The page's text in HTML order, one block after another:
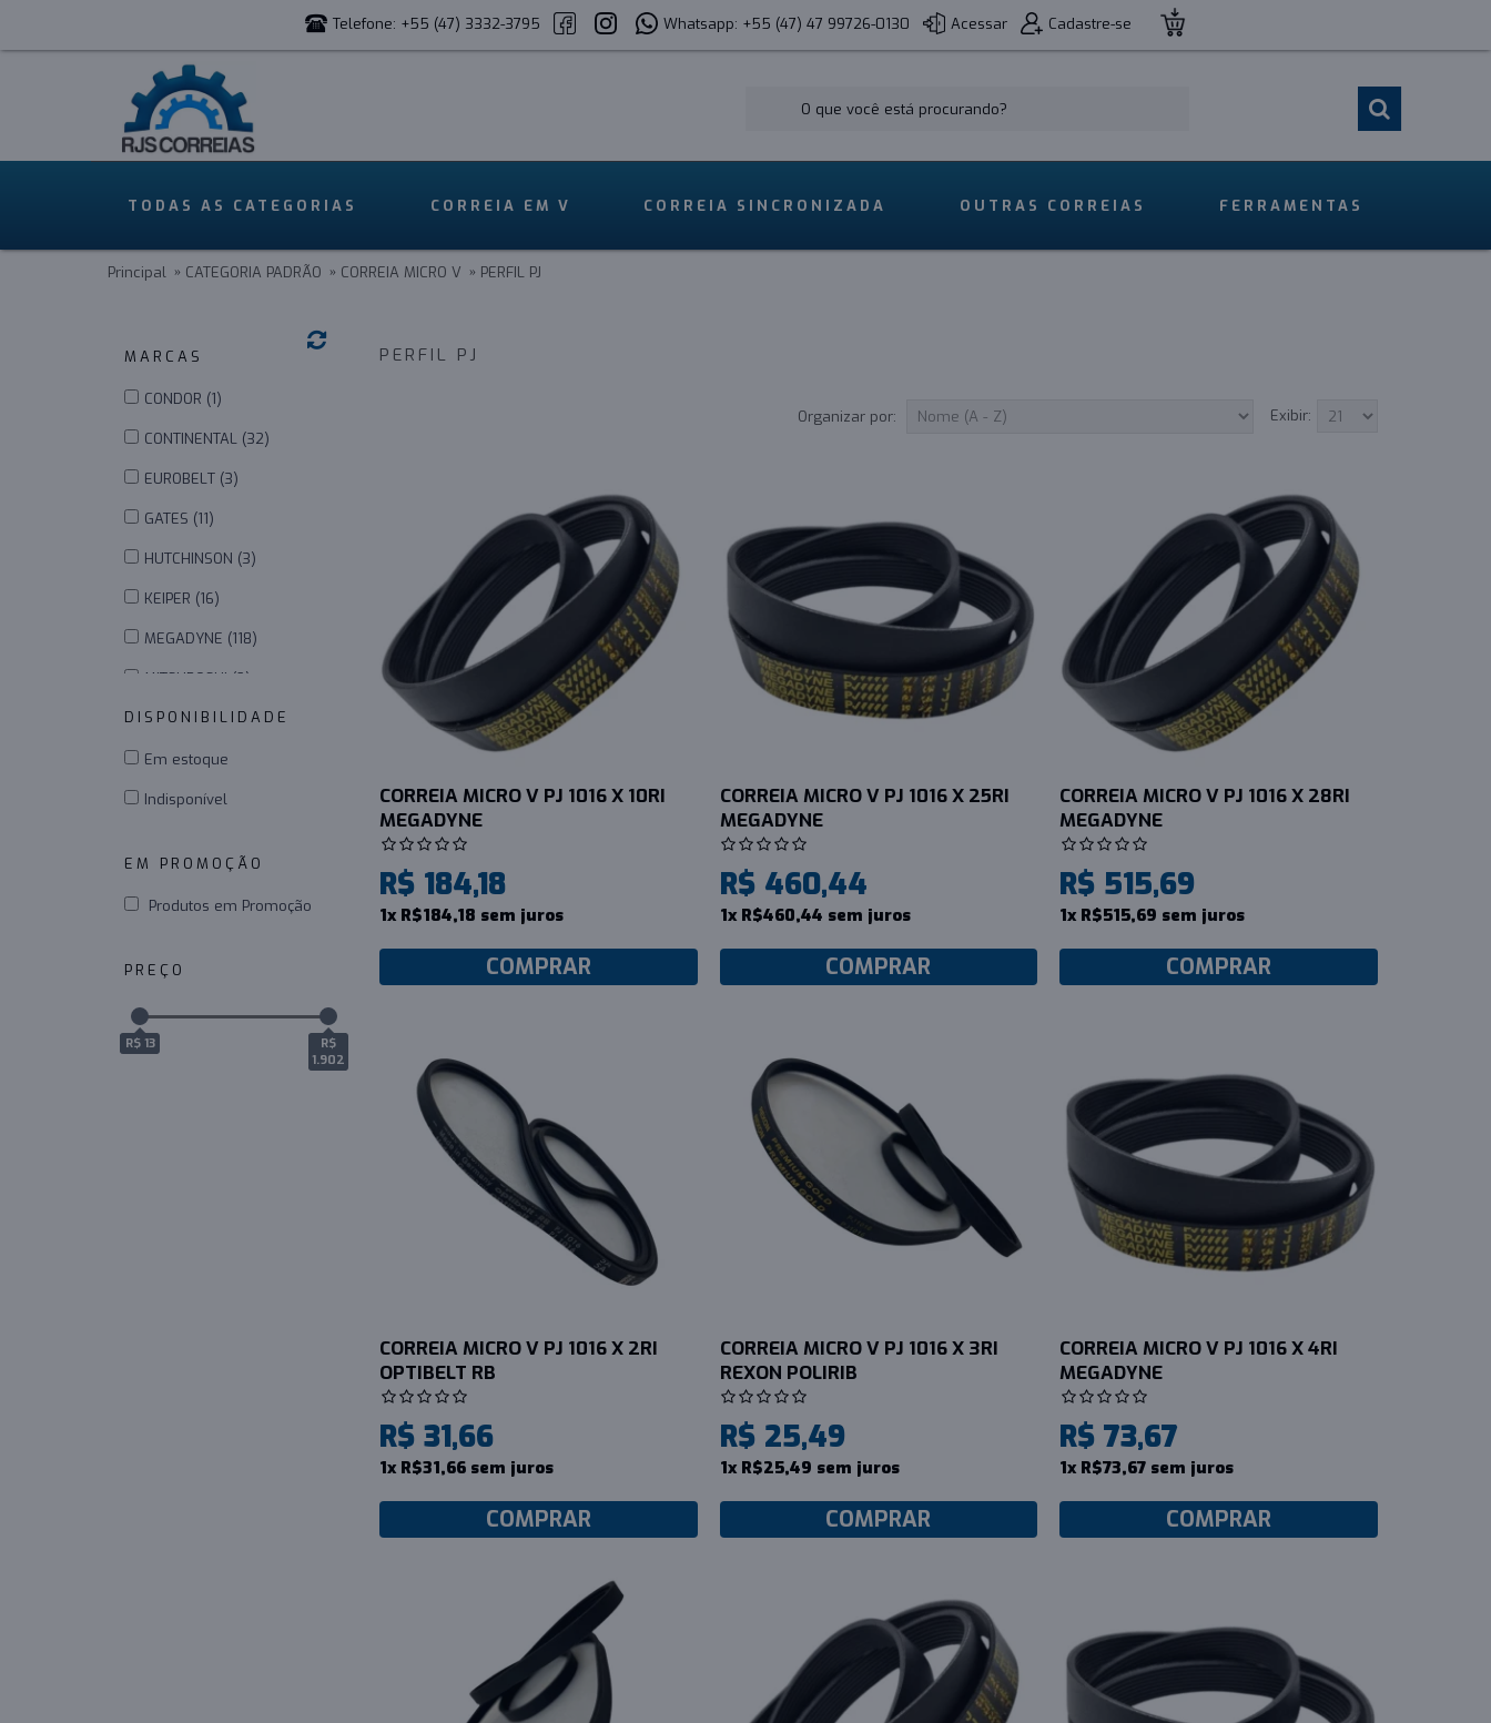
Telefone: +55 (47) 3332-3795 Whatsapp: +55 (47) 47 99726-0130 Acessar Cadastre-se
TODAS AS CATEGORIAS CORREIA EM V CORREIA SINCRONIZADA OUTRAS CORREIAS FERRAMENTAS
Principal CATEGORIA PADRÃO CORREIA MICRO V PERFIL PJ
MARCAS
CONDOR (1)
CONTINENTAL (32)
EUROBELT (3)
GATES (11)
HUTCHINSON (3)
KEIPER (16)
MEGADYNE (118)
MITSUBOSHI (9)
MOVENDIS (127)
OPTIBELT (480)
REXON (21)
UNIBELT (50)
DISPONIBILIDADE
Em estoque
Indisponível
EM PROMOÇÃO
Produtos em Promoção
PREÇO
R$ 13
R$
1.902
PERFIL PJ
Exibir:
Organizar por:
CORREIA MICRO V PJ 1016 X 10RI
MEGADYNE
R$ 184,18
1x R$184,18 sem juros
COMPRAR
CORREIA MICRO V PJ 1016 X 25RI
MEGADYNE
R$ 460,44
1x R$460,44 sem juros
COMPRAR
CORREIA MICRO V PJ 1016 X 28RI
MEGADYNE
R$ 515,69
1x R$515,69 sem juros
COMPRAR
CORREIA MICRO V PJ 1016 X 2RI
OPTIBELT RB
R$ 31,66
1x R$31,66 sem juros
COMPRAR
CORREIA MICRO V PJ 1016 X 3RI
REXON POLIRIB
R$ 25,49
1x R$25,49 sem juros
COMPRAR
CORREIA MICRO V PJ 1016 X 4RI
MEGADYNE
R$ 73,67
1x R$73,67 sem juros
COMPRAR